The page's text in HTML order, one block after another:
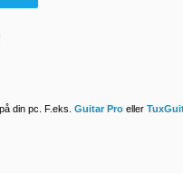
din pc. F.eks. Guitar Pro eller